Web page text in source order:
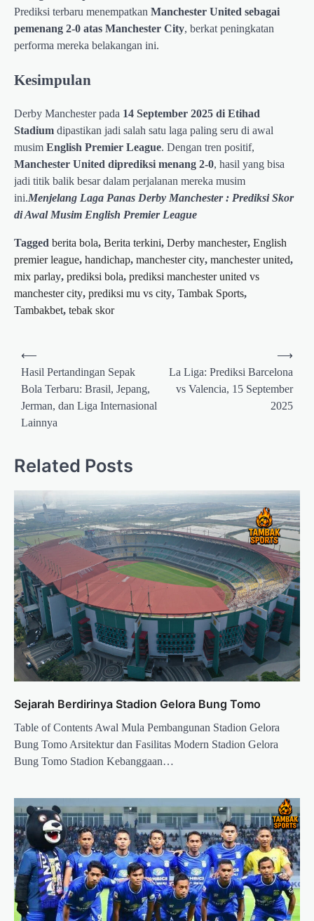
Prediksi terbaru menempatkan Manchester United sebagai
pemenang 2-0 atas Manchester City, berkat peningkatan
performa mereka belakangan ini.
Kesimpulan
Derby Manchester pada 14 September 2025 di Etihad
Stadium dipastikan jadi salah satu laga paling seru di awal
musim English Premier League. Dengan tren positif,
Manchester United diprediksi menang 2-0, hasil yang bisa
jadi titik balik besar dalam perjalanan mereka musim
ini.Menjelang Laga Panas Derby Manchester : Prediksi Skor
di Awal Musim English Premier League
Tagged berita bola, Berita terkini, Derby manchester, English
premier league, handichap, manchester city, manchester united,
mix parlay, prediksi bola, prediksi manchester united vs
manchester city, prediksi mu vs city, Tambak Sports,
Tambakbet, tebak skor
Post
navigation
⟵
Hasil Pertandingan Sepak
Bola Terbaru: Brasil, Jepang,
Jerman, dan Liga Internasional
Lainnya
La Liga: Prediksi Barcelona
vs Valencia, 15 September
2025
⟶
Related Posts
Sejarah Berdirinya Stadion Gelora Bung Tomo
Table of Contents Awal Mula Pembangunan Stadion Gelora
Bung Tomo Arsitektur dan Fasilitas Modern Stadion Gelora
Bung Tomo Stadion Kebanggaan…